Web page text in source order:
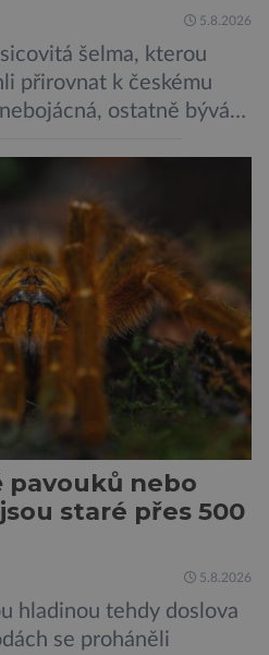
5.8.2026
šelma, kterou
přirovnat k českému
ostatně bývá
zapsána do
Navzdory svému
Africe, ale domovem
kontinentu a
oblastech […]
pavouků nebo
staré přes 500
5.8.2026
hladinou tehdy doslova
se proháněli